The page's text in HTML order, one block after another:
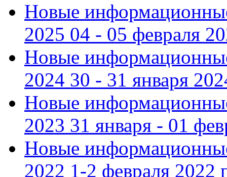
Новые
2025 04 - 05 февраля
Новые
2024 30 - 31 января
Новые
2023 31 января - 01
Новые
2022 1-2 февраля 2022